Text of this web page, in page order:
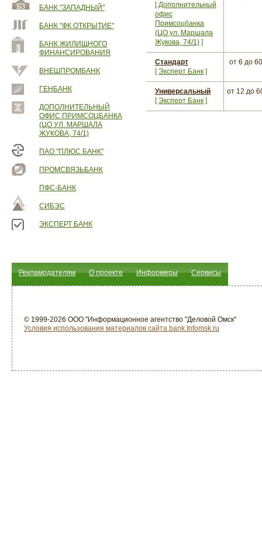
БАНК "ЗАПАДНЫЙ"
БАНК "ФК ОТКРЫТИЕ"
БАНК ЖИЛИЩНОГО
ФИНАНСИРОВАНИЯ
ВНЕШПРОМБАНК
ГЕНБАНК
ДОПОЛНИТЕЛЬНЫЙ
ОФИС ПРИМСОЦБАНКА
(ЦО УЛ. МАРШАЛА
ЖУКОВА, 74/1)
ПАО "ПЛЮС БАНК"
ПРОМСВЯЗЬБАНК
ПФС-БАНК
СИБЭС
ЭКСПЕРТ БАНК
[Дополнительный
офис
Примсоцбанка
(ЦО ул. Маршала
Жукова, 74/1) ]
Стандарт
[Эксперт Банк ]
от 6 до 60
Универсальный
[Эксперт Банк ]
от 12 до
Рекламодателям О проекте Информеры Сервисы
© 1999-2026 ООО "Информационное агентство "Деловой Омск"
Условия использования материалов сайта bank.Infomsk.ru